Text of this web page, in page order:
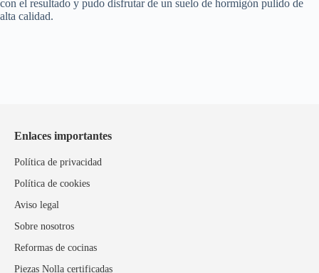
con el resultado y pudo disfrutar de un suelo de hormigón pulido de
alta calidad.
Enlaces importantes
Política de privacidad
Política de cookies
Aviso legal
Sobre nosotros
Reformas de cocinas
Piezas Nolla certificadas